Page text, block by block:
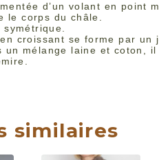
d’un volant en point
le corps du châle.
croissant se forme par un
un mélange laine et coton,
similaires